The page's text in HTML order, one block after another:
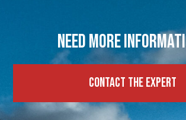
Need more
Contact the expert